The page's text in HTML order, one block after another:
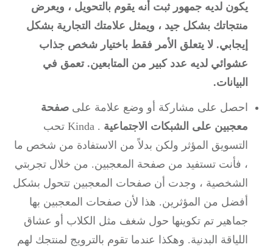
يكون لديه جمهور ثبت أنه يقوم بالتحويل ، ويعرض
منتجاتك بشكل جيد ، ويمثل علامتك التجارية بشكل
إيجابي.لا يتعلق الأمر فقط باختيار شخص جذاب
عشوائي لديه عدد كبير من المتابعين.تعمق في
البيانات.
احصل على مشاركة أو وضع علامة علىصفحة
معجبين على الشبكات الاجتماعية.
Kinda تحب
التسويق المؤثر ولكن بدلاً من الاستفادة من شخص ما
، فأنت تستفيد من صفحة المعجبين.من خلال تجربتي
الشخصية ، وجدت أن صفحات المعجبين تتحول بشكل
أفضل من المؤثرين.هذا لأن صفحات المعجبين بها
جماهير تم تكوينها حول شغف مثل الكلاب أو عشاق
اللياقة البدنية.وهكذا عندما تقوم بالترويج لمنتجك لهم